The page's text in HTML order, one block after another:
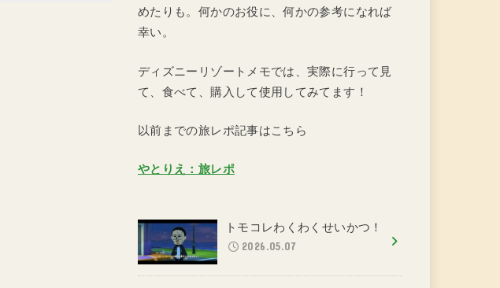
めたりも。何かのお役に、何かの参考になれば
幸い。
ディズニーリゾートメモでは、実際に行って見
て、食べて、購入して使用してみてます！
以前までの旅レポ記事はこちら
やとりえ：旅レポ
トモコレわくわくせいかつ！
2026.05.07